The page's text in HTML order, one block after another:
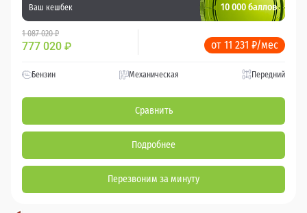
Ваш кешбек 10 000 баллов
1 087 020 ₽
777 020 ₽ от 11 231 ₽/мес
Бензин Механическая Передний
Сравнить
Подробнее
Перезвоним за минуту